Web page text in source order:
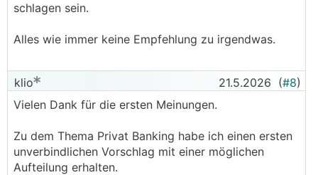
schlagen sein.
Alles wie immer keine Empfehlung zu irgendwas.
klio 21.5.2026 (#8)
Vielen Dank für die ersten Meinungen.
Zu dem Thema Privat Banking habe ich einen ersten
unverbindlichen Vorschlag mit einer möglichen
Aufteilung erhalten.